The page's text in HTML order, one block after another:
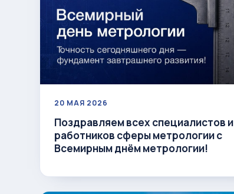
20 МАЯ 2026
Поздравляем всех специалистов и
работников сферы метрологии с
Всемирным днём метрологии!